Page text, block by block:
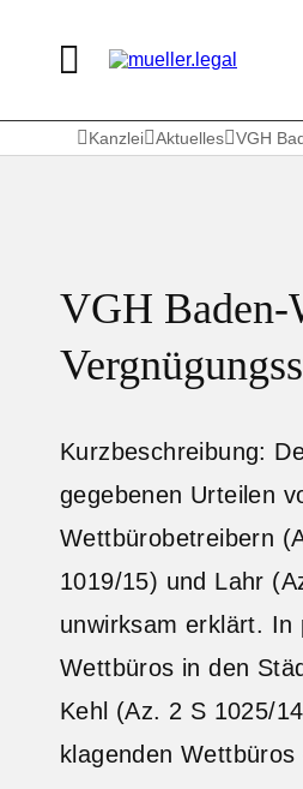
Kanzlei Aktuelles VGH
VGH Baden-
Kurzbeschreibung:
gegebenen Urteilen
Wettbürobetreibern
1019/15) und Lahr
unwirksam erklärt. In
Wettbüros in den
Kehl (Az. 2 S 1025/
klagenden